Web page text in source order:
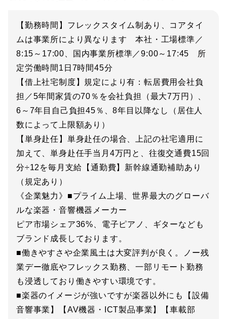
【勤務時間】フレックスタイム制あり、コアタイ
ムは事業所により異なります 本社・工場標準／
8:15～17:00、国内事業所標準／9:00～17:45 所
定労働時間1日7時間45分
【借上社宅制度】規定により有：転居費用会社負
担／5年間家賃の70％を会社負担（最大7万円）、
6～7年目自己負担45％、8年目以降なし（居住人
数によって上限額あり）
【単身赴任】単身赴任の場合、上記の社宅適用に
加えて、単身赴任手当月4万円と、往復交通費15回
分÷12を毎月支給【通勤費】新幹線通勤補助あり
（規定あり）
《企業魅力》■プライム上場、世界最大のグローバ
ルな楽器・音響機器メーカー
ピア市場シェア36%、電子ピアノ、ギターなども
ブランド成長しております。
■働きやすさや企業風土は大変評判が良く。ノー残
業デー徹底やフレックス勤務、一部リモート勤務
も浸透しており働きやすい環境です。
■楽器のイメージが強いですが楽器以外にも【設備
音響事業】【AV機器・ICT製品事業】【車載部